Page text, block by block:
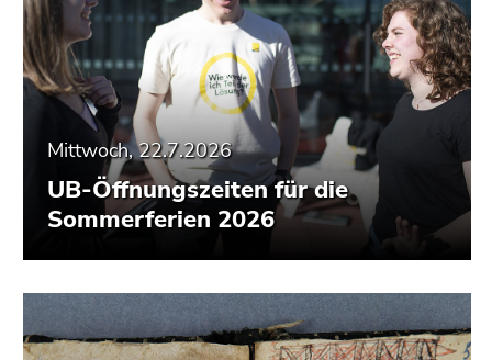
Mittwoch, 22.7.2026
UB-Öffnungszeiten für die
Sommerferien 2026